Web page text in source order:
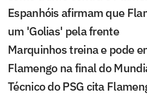
Espanhóis afirmam que
um 'Golias' pela frente
Marquinhos treina e pode
Flamengo na final do
Técnico do PSG cita